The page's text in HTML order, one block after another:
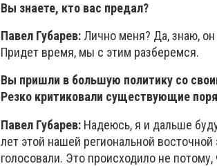
Вы знаете, кто вас предал?
Павел Губарев: Лично меня? Да, знаю,
Придет время, мы с этим разберемся.
Вы пришли в большую политику со
Резко критиковали существующие
Павел Губарев: Надеюсь, я и дальше
лет этой нашей региональной
голосовали. Это происходило не